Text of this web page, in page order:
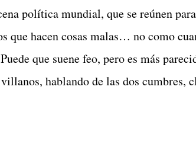
política mundial, que se reúnen
que hacen cosas malas… no como
que suene feo, pero es más
hablando de las dos cumbres,